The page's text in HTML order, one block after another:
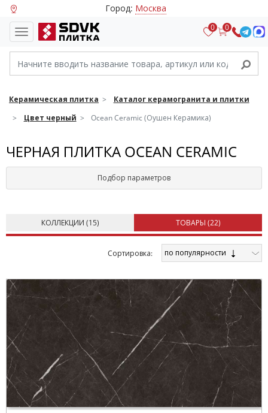
Город: Москва
0 0
Керамическая плитка
Каталог керамогранита и плитки
Цвет черный
Ocean Ceramic (Оушен Керамика)
ЧЕРНАЯ ПЛИТКА OCEAN CERAMIC
Подбор параметров
КОЛЛЕКЦИИ (15) ТОВАРЫ (22)
Cортировка: по популярности